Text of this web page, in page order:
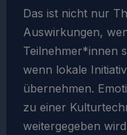
Das ist nicht nur
Auswirkungen,
Teilnehmer*innen
wenn lokale
übernehmen.
zu einer
weitergegeben